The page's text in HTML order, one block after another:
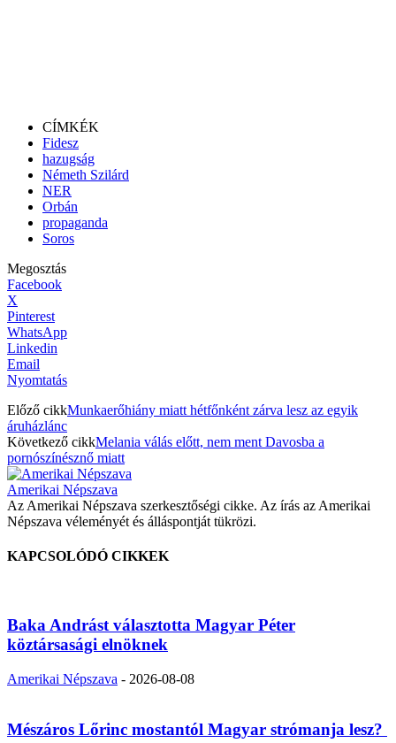
CÍMKÉK
Fidesz
hazugság
Németh Szilárd
NER
Orbán
propaganda
Soros
Megosztás
Facebook
X
Pinterest
WhatsApp
Linkedin
Email
Nyomtatás
Előző cikkMunkaerőhiány miatt hétfőnként zárva lesz az egyik
áruházlánc
Következő cikkMelania válás előtt, nem ment Davosba a
pornószínésznő miatt
Amerikai Népszava
Az Amerikai Népszava szerkesztőségi cikke. Az írás az Amerikai
Népszava véleményét és álláspontját tükrözi.
KAPCSOLÓDÓ CIKKEK
Baka Andrást választotta Magyar Péter
köztársasági elnöknek
Amerikai Népszava - 2026-08-08
Mészáros Lőrinc mostantól Magyar strómanja lesz?